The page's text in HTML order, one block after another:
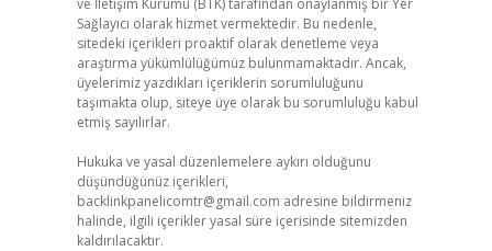
ve İletişim Kurumu (BTK) tarafından onaylanmış bir Yer
Sağlayıcı olarak hizmet vermektedir. Bu nedenle,
sitedeki içerikleri proaktif olarak denetleme veya
araştırma yükümlülüğümüz bulunmamaktadır. Ancak,
üyelerimiz yazdıkları içeriklerin sorumluluğunu
taşımakta olup, siteye üye olarak bu sorumluluğu kabul
etmiş sayılırlar.
Hukuka ve yasal düzenlemelere aykırı olduğunu
düşündüğünüz içerikleri,
backlinkpanelicomtr@gmail.com adresine bildirmeniz
halinde, ilgili içerikler yasal süre içerisinde sitemizden
kaldırılacaktır.